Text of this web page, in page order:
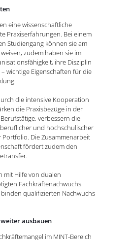
eine wissenschaftliche
Praxiserfahrungen. Bei einem
Studiengang können sie am
zudem haben sie im
ihre Disziplin
wichtige Eigenschaften für die
die intensive Kooperation
die Praxisbezüge in der
verbessern die
und hochschulischer
Die Zusammenarbeit
fördert zudem den
mit Hilfe von dualen
Fachkräftenachwuchs
qualifizierten Nachwuchs
ausbauen
im MINT-Bereich